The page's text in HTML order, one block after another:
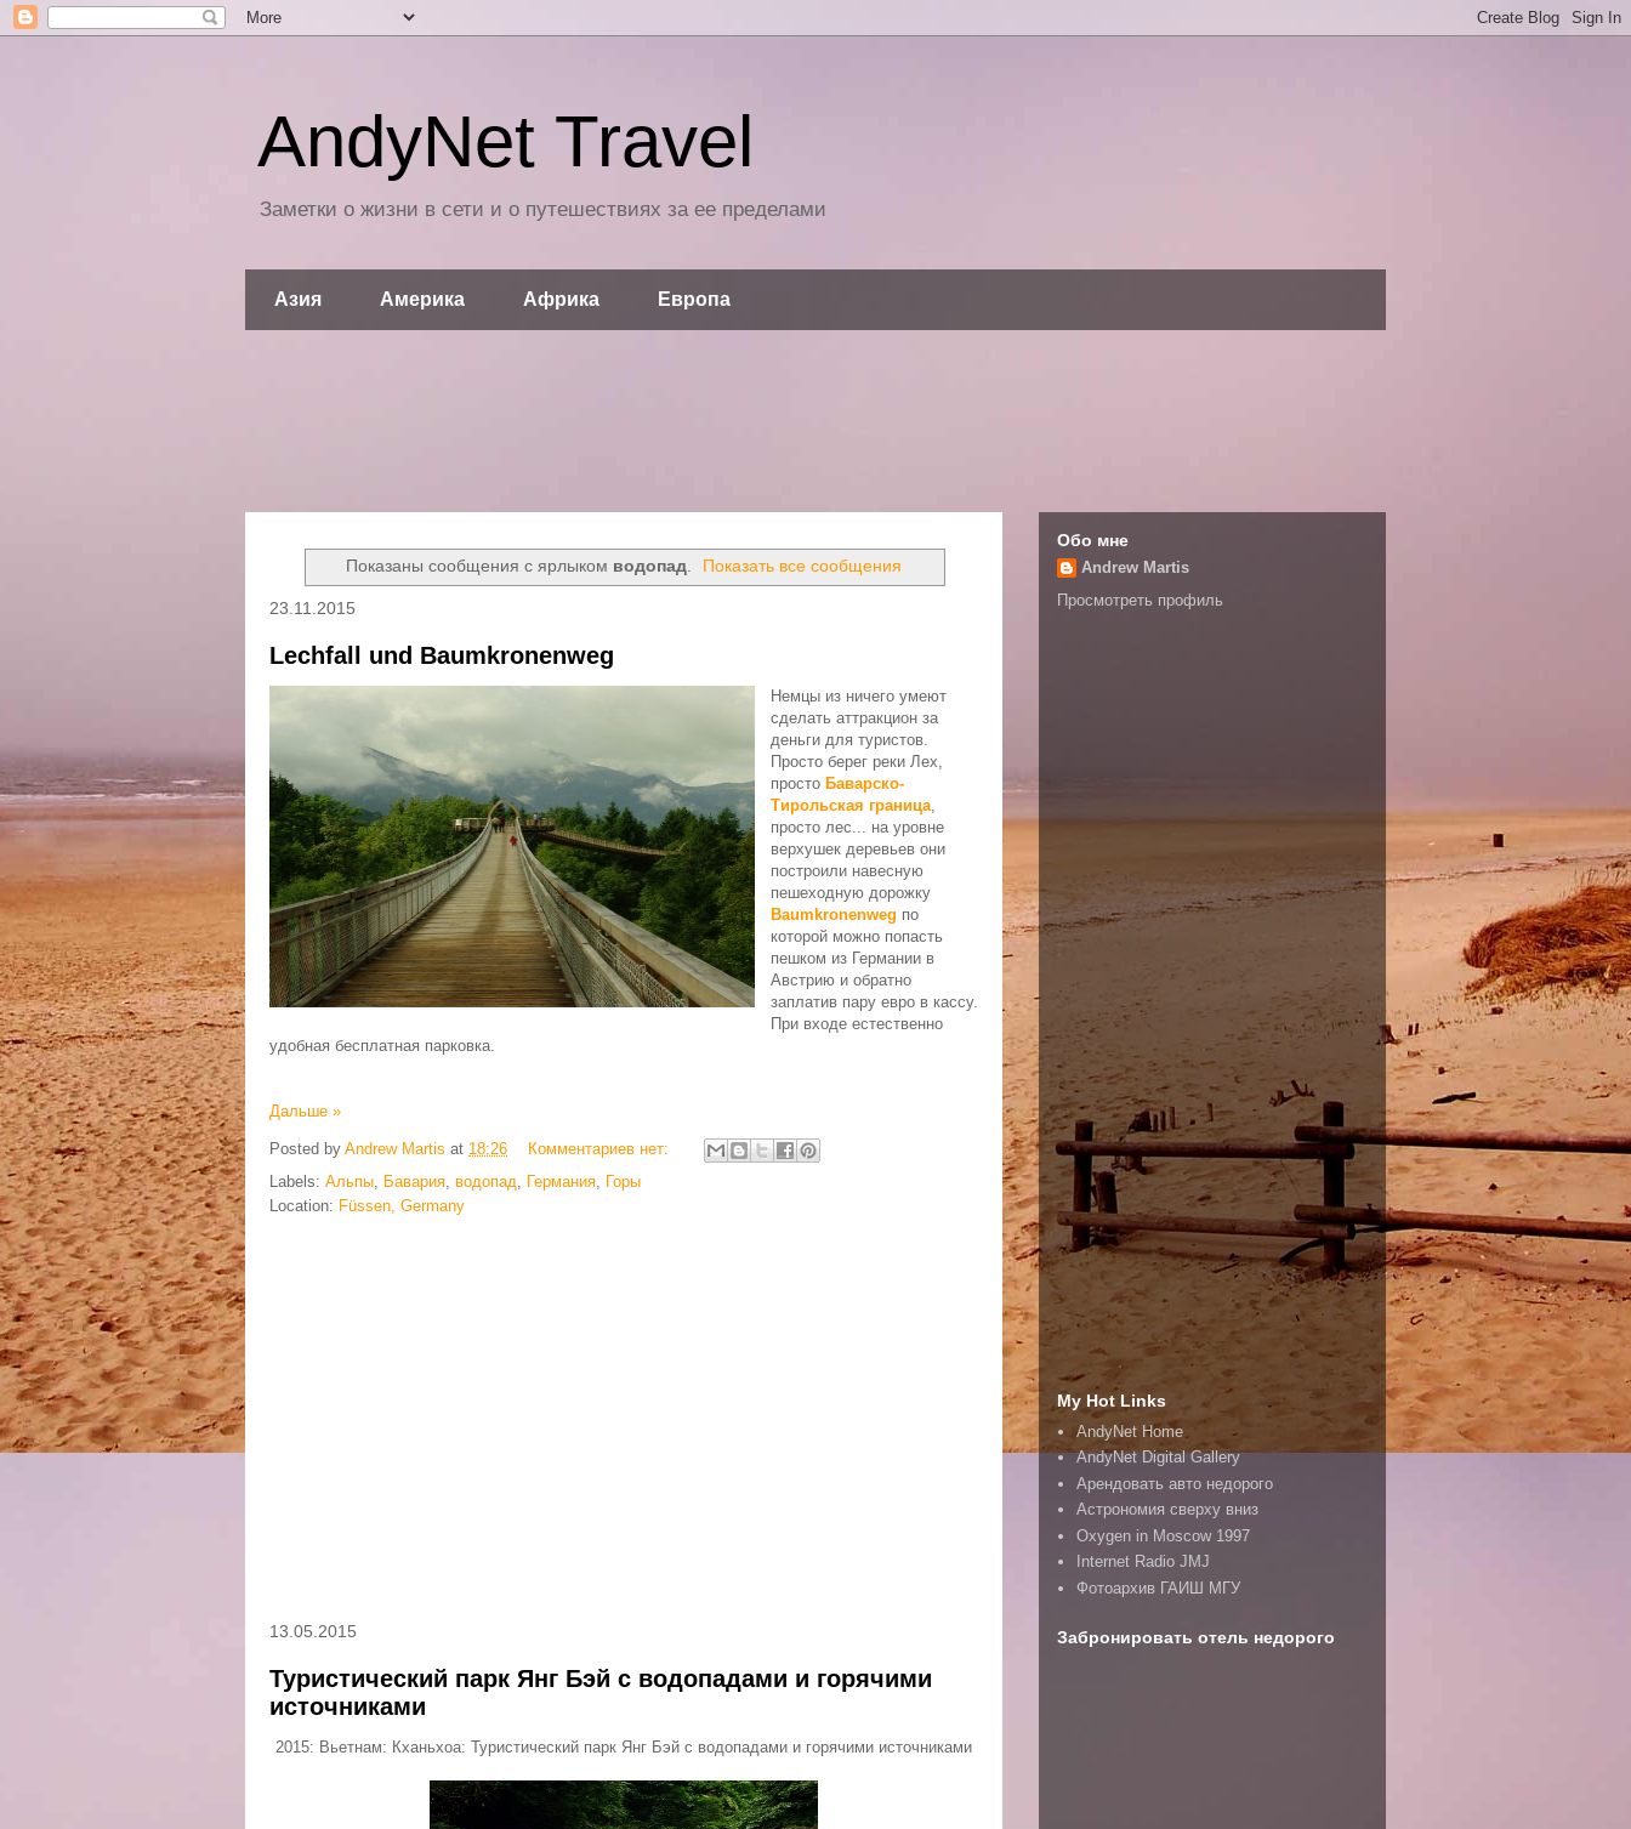
AndyNet Travel
Заметки о жизни в сети и о путешествиях за ее пределами
Азия Америка Африка Европа
Показаны сообщения с ярлыком водопад. Показать все сообщения
23.11.2015
Lechfall und Baumkronenweg
Немцы из ничего умеют
сделать аттракцион за
деньги для туристов.
Просто берег реки Лех,
просто Баварско-
Тирольская граница
просто лес... на уровне
верхушек деревьев они
построили навесную
пешеходную дорожку
Baumkronenweg по
которой можно попасть
пешком из Германии в
Австрию и обратно
заплатив пару евро в кассу.
При входе естественно
удобная бесплатная парковка.
Дальше »
Posted by Andrew Martis at 18:26
Комментариев нет:
Labels: Альпы Бавария водопад Германия Горы
Location: Füssen, Germany
13.05.2015
Туристический парк Янг Бэй с водопадами и горячими
источниками
2015: Вьетнам: Кханьхоа: Туристический парк Янг Бэй с водопадами и горячими источниками
Обо мне
Andrew Martis
Просмотреть профиль
My Hot Links
AndyNet Home
AndyNet Digital Gallery
Арендовать авто недорого
Астрономия сверху вниз
Oxygen in Moscow 1997
Internet Radio JMJ
Фотоархив ГАИШ МГУ
Забронировать отель недорого